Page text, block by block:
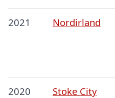
2021 Nordirland
2020 Stoke City